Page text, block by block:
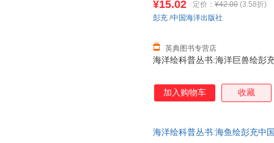
海洋绘科普丛书:海洋巨兽绘彭
¥15.02 定价： ¥42.00 (3.58折)
英典图书专营店
彭充 /中国海洋出版社
加入购物车 收藏
海洋绘科普丛书:海鱼绘彭充中